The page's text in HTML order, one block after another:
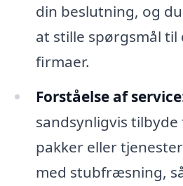
din beslutning, og
at stille spørgsmål til
firmaer.
Forståelse af
sandsynligvis
pakker eller
med stubfræsning,